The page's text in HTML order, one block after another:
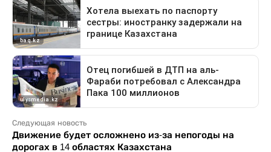
Следующая новость
Движение будет осложнено из-за непогоды на
дорогах в 14 областях Казахстана